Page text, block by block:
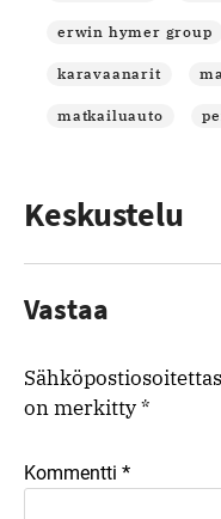
erwin hymer group
karavaanarit
matkailuauto
Keskustelu
Vastaa
on merkitty*
Kommentti *